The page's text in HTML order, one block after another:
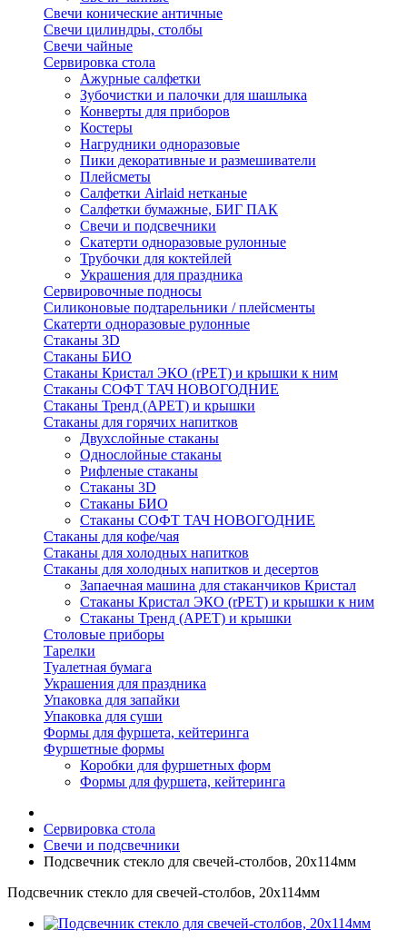
Свечи конические античные
Свечи цилиндры, столбы
Свечи чайные
Сервировка стола
Ажурные салфетки
Зубочистки и палочки для шашлыка
Конверты для приборов
Костеры
Нагрудники одноразовые
Пики декоративные и размешиватели
Плейсметы
Салфетки Airlaid нетканые
Салфетки бумажные, БИГ ПАК
Свечи и подсвечники
Скатерти одноразовые рулонные
Трубочки для коктейлей
Украшения для праздника
Сервировочные подносы
Силиконовые подтарельники / плейсменты
Скатерти одноразовые рулонные
Стаканы 3D
Стаканы БИО
Стаканы Кристал ЭКО (rPET) и крышки к ним
Стаканы СОФТ ТАЧ НОВОГОДНИЕ
Стаканы Тренд (APET) и крышки
Стаканы для горячих напитков
Двухслойные стаканы
Однослойные стаканы
Рифленые стаканы
Стаканы 3D
Стаканы БИО
Стаканы СОФТ ТАЧ НОВОГОДНИЕ
Стаканы для кофе/чая
Стаканы для холодных напитков
Стаканы для холодных напитков и десертов
Запаечная машина для стаканчиков Кристал
Стаканы Кристал ЭКО (rPET) и крышки к ним
Стаканы Тренд (APET) и крышки
Столовые приборы
Тарелки
Туалетная бумага
Украшения для праздника
Упаковка для запайки
Упаковка для суши
Формы для фуршета, кейтеринга
Фуршетные формы
Коробки для фуршетных форм
Формы для фуршета, кейтеринга
Сервировка стола
Свечи и подсвечники
Подсвечник стекло для свечей-столбов, 20х114мм
Подсвечник стекло для свечей-столбов, 20х114мм